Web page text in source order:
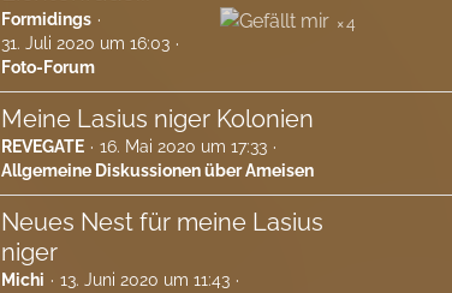
4
Formidings
31. Juli 2020 um 16:03
Foto-Forum
Meine Lasius niger Kolonien
REVEGATE
16. Mai 2020 um 17:33
Allgemeine Diskussionen über Ameisen
Neues Nest für meine Lasius
niger
Michi
13. Juni 2020 um 11:43